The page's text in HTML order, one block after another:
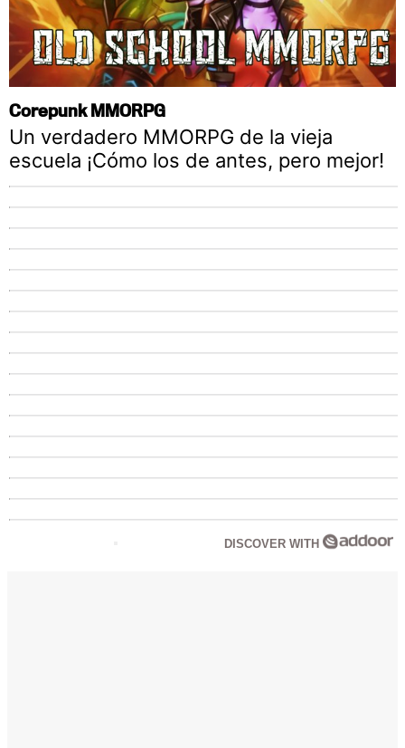
Corepunk MMORPG
Un verdadero MMORPG de la vieja
escuela ¡Cómo los de antes, pero mejor!
DISCOVER WITH